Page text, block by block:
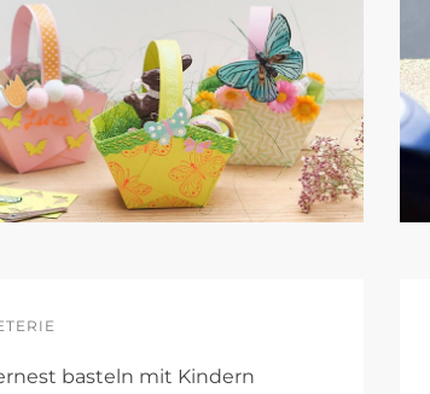
basteln mit Kindern